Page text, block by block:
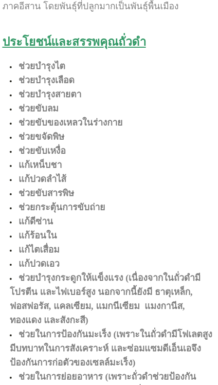
ภาคอีสาน โดยพันธุ์ที่ปลูกมากเป็นพันธุ์พื้นเมือง
ประโยชน์และสรรพคุณถั่วดำ
ช่วยบำรุงไต
ช่วยบำรุงเลือด
ช่วยบำรุงสายตา
ช่วยขับลม
ช่วยขับของเหลวในร่างกาย
ช่วยขจัดพิษ
ช่วยขับเหงื่อ
แก้เหน็บชา
แก้ปวดลำไส้
ช่วยขับสารพิษ
ช่วยกระตุ้นการขับถ่าย
แก้ดีซ่าน
แก้ร้อนใน
แก้ไตเสื่อม
แก้ปวดเอว
ช่วยบำรุงกระดูกให้แข็งแรง (เนื่องจากในถั่วดำมี
โปรตีน และไฟเบอร์สูง นอกจากนี้ยังมี ธาตุเหล็ก,
ฟอสฟอรัส, แคลเซียม, แมกนีเซียม แมงกานีส,
ทองแดง และสังกะสี)
ช่วยในการป้องกันมะเร็ง (เพราะในถั่วดำมีโฟเลตสูง
มีบทบาทในการสังเคราะห์ และซ่อมแซมดีเอ็นเอจึง
ป้องกันการก่อตัวของเซลล์มะเร็ง)
ช่วยในการย่อยอาหาร (เพราะถั่วดำช่วยป้องกัน